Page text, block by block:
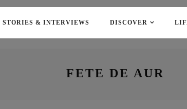
STORIES & INTERVIEWS DISCOVER
FETE DE AUR